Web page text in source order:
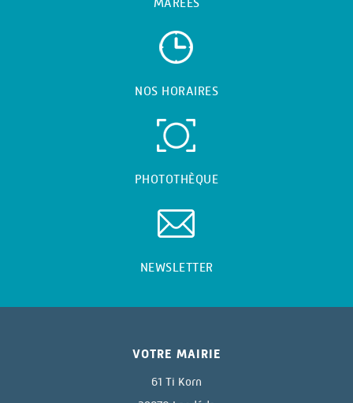
NOS HORAIRES
PHOTOTHÈQUE
NEWSLETTER
VOTRE MAIRIE
61 Ti Korn